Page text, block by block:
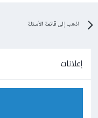
اذهب إلى قائمة الأسئلة
إعلانات